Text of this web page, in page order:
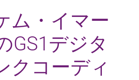
ム・イマー
GS1デジタ
クコーディ